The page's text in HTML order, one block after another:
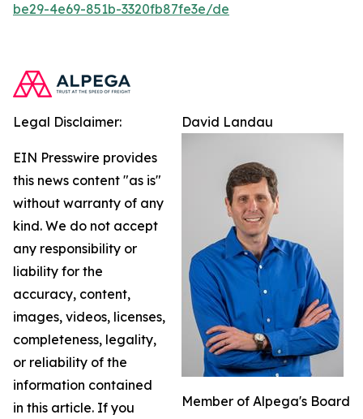
be29-4e69-851b-3320fb87fe3e/de
David Landau
Member of Alpega's Board
Legal Disclaimer:
EIN Presswire provides
this news content "as is"
without warranty of any
kind. We do not accept
any responsibility or
liability for the
accuracy, content,
images, videos, licenses,
completeness, legality,
or reliability of the
information contained
in this article. If you